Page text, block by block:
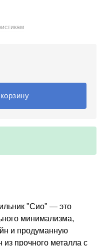
"Сио" — это
минимализма,
и продуманную
из прочного металла с